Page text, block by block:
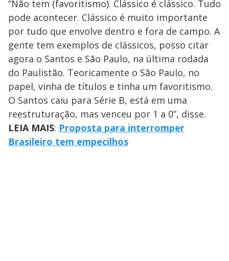
“Não tem (favoritismo). Clássico é clássico. Tudo
pode acontecer. Clássico é muito importante
por tudo que envolve dentro e fora de campo. A
gente tem exemplos de clássicos, posso citar
agora o Santos e São Paulo, na última rodada
do Paulistão. Teoricamente o São Paulo, no
papel, vinha de títulos e tinha um favoritismo.
O Santos caiu para Série B, está em uma
reestruturação, mas venceu por 1 a 0”, disse.
LEIA MAIS: Proposta para interromper
Brasileiro tem empecilhos